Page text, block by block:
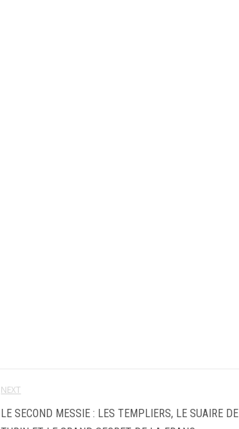
NEXT
LE SECOND MESSIE : LES TEMPLIERS, LE SUAIRE DE